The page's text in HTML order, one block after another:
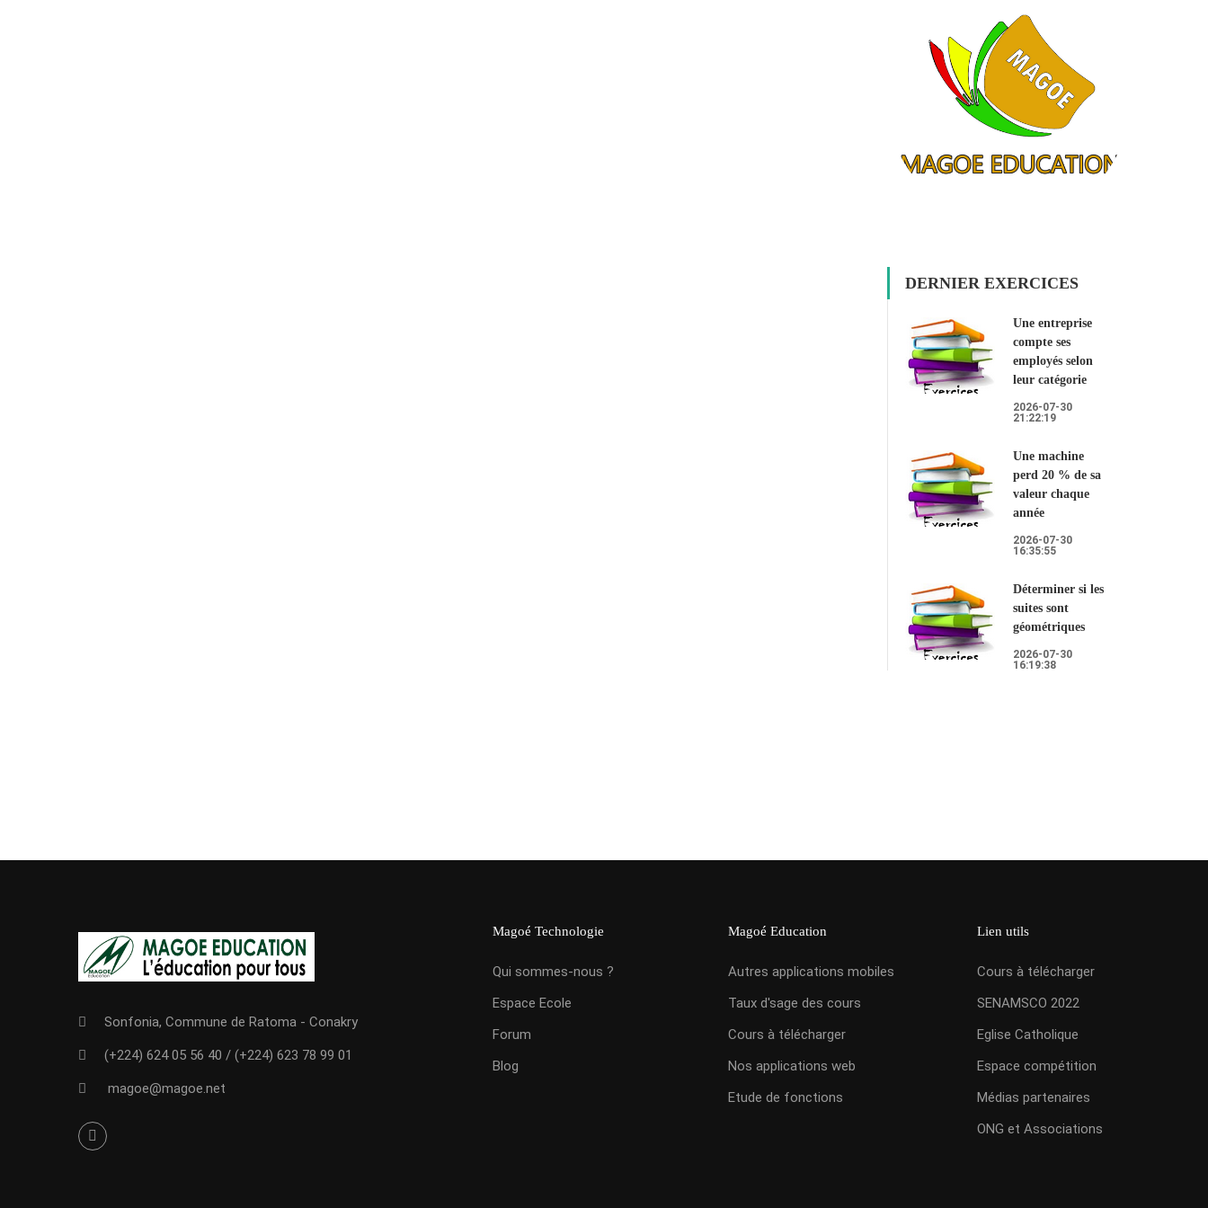
DERNIER EXERCICES
Une entreprise
compte ses
employés selon
leur catégorie
2026-07-30
21:22:19
Une machine
perd 20 % de sa
valeur chaque
année
2026-07-30
16:35:55
Déterminer si les
suites sont
géométriques
2026-07-30
16:19:38
Sonfonia, Commune de Ratoma - Conakry
(+224) 624 05 56 40 / (+224) 623 78 99 01
magoe@magoe.net
Magoé Technologie
Qui sommes-nous ?
Espace Ecole
Forum
Blog
Magoé Education
Autres applications mobiles
Taux d'sage des cours
Cours à télécharger
Nos applications web
Etude de fonctions
Lien utils
Cours à télécharger
SENAMSCO 2022
Eglise Catholique
Espace compétition
Médias partenaires
ONG et Associations